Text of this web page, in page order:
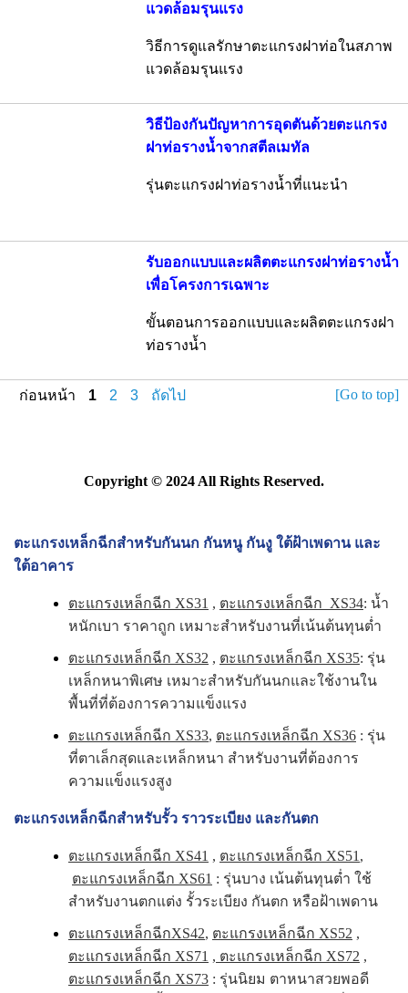
แวดล้อมรุนแรง
วิธีการดูแลรักษาตะแกรงฝาท่อในสภาพ
แวดล้อมรุนแรง
วิธีป้องกันปัญหาการอุดตันด้วยตะแกรง
ฝาท่อรางน้ำจากสตีลเมทัล
รุ่นตะแกรงฝาท่อรางน้ำที่แนะนำ
รับออกแบบและผลิตตะแกรงฝาท่อรางน้ำ
เพื่อโครงการเฉพาะ
ขั้นตอนการออกแบบและผลิตตะแกรงฝา
ท่อรางน้ำ
ก่อนหน้า 1 2 3 ถัดไป [Go to top]
Copyright © 2024 All Rights Reserved.
ตะแกรงเหล็กฉีกสำหรับกันนก กันหนู กันงู ใต้ฝ้าเพดาน และ
ใต้อาคาร
ตะแกรงเหล็กฉีก XS31 , ตะแกรงเหล็กฉีก XS34: น้ำ
หนักเบา ราคาถูก เหมาะสำหรับงานที่เน้นต้นทุนต่ำ
ตะแกรงเหล็กฉีก XS32 , ตะแกรงเหล็กฉีก XS35: รุ่น
เหล็กหนาพิเศษ เหมาะสำหรับกันนกและใช้งานใน
พื้นที่ที่ต้องการความแข็งแรง
ตะแกรงเหล็กฉีก XS33, ตะแกรงเหล็กฉีก XS36 : รุ่น
ที่ตาเล็กสุดและเหล็กหนา สำหรับงานที่ต้องการ
ความแข็งแรงสูง
ตะแกรงเหล็กฉีกสำหรับรั้ว ราวระเบียง และกันตก
ตะแกรงเหล็กฉีก XS41 , ตะแกรงเหล็กฉีก XS51 ,
ตะแกรงเหล็กฉีก XS61 : รุ่นบาง เน้นต้นทุนต่ำ ใช้
สำหรับงานตกแต่ง รั้วระเบียง กันตก หรือฝ้าเพดาน
ตะแกรงเหล็กฉีกXS42, ตะแกรงเหล็กฉีก XS52 ,
ตะแกรงเหล็กฉีก XS71 , ตะแกรงเหล็กฉีก XS72 ,
ตะแกรงเหล็กฉีก XS73 : รุ่นนิยม ตาหนาสวยพอดี